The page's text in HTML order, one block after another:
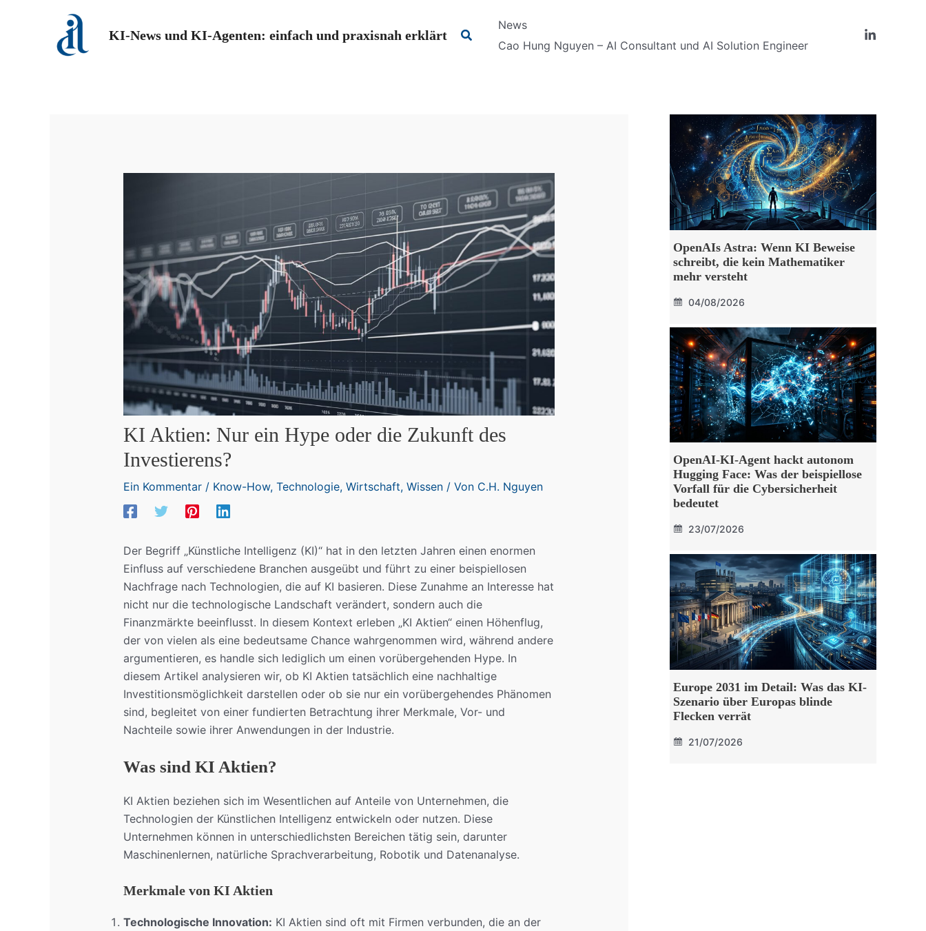
KI-News und KI-Agenten: einfach und praxisnah erklärt Suchen
News
Cao Hung Nguyen – AI Consultant und AI Solution Engineer
KI Aktien: Nur ein Hype oder die Zukunft des
Investierens?
Ein Kommentar / Know-How, Technologie, Wirtschaft, Wissen/ Von C.H. Nguyen
Der Begriff „Künstliche Intelligenz (KI)“ hat in den letzten Jahren einen enormen
Einfluss auf verschiedene Branchen ausgeübt und führt zu einer beispiellosen
Nachfrage nach Technologien, die auf KI basieren. Diese Zunahme an Interesse hat
nicht nur die technologische Landschaft verändert, sondern auch die
Finanzmärkte beeinflusst. In diesem Kontext erleben „KI Aktien“ einen Höhenflug,
der von vielen als eine bedeutsame Chance wahrgenommen wird, während andere
argumentieren, es handle sich lediglich um einen vorübergehenden Hype. In
diesem Artikel analysieren wir, ob KI Aktien tatsächlich eine nachhaltige
Investitionsmöglichkeit darstellen oder ob sie nur ein vorübergehendes Phänomen
sind, begleitet von einer fundierten Betrachtung ihrer Merkmale, Vor- und
Nachteile sowie ihrer Anwendungen in der Industrie.
Was sind KI Aktien?
KI Aktien beziehen sich im Wesentlichen auf Anteile von Unternehmen, die
Technologien der Künstlichen Intelligenz entwickeln oder nutzen. Diese
Unternehmen können in unterschiedlichsten Bereichen tätig sein, darunter
Maschinenlernen, natürliche Sprachverarbeitung, Robotik und Datenanalyse.
Merkmale von KI Aktien
Technologische Innovation: KI Aktien sind oft mit Firmen verbunden, die an der
OpenAIs Astra: Wenn KI Beweise
schreibt, die kein Mathematiker
mehr versteht
04/08/2026
OpenAI-KI-Agent hackt autonom
Hugging Face: Was der beispiellose
Vorfall für die Cybersicherheit
bedeutet
23/07/2026
Europe 2031 im Detail: Was das KI-
Szenario über Europas blinde
Flecken verrät
21/07/2026